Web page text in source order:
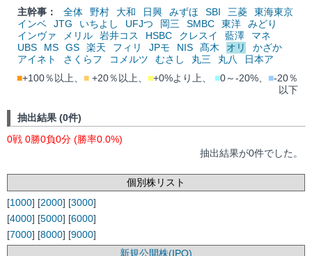
主幹事：
全体 野村 大和 日興 みずほ SBI 三菱
東海東京
インベ
JTG いちよし UFJつ 岡三 SMBC 東洋
みどり
インヴァ
メリル 岩井コス HSBC クレスイ 藍澤
マネ
UBS
MS GS 楽天 フィリ JPモ NIS 髙木 オリ
かざか
アイネト
さくらフ コメルツ むさし 丸三 丸八
日本ア
■+100％以上、 ■ +20％以上、 ■+0%より上、 ■0～-20%、 ■-20％
以下
抽出結果 (0件)
0戦 0勝0負0分 (勝率0.0%)
抽出結果が0件でした。
個別株リスト
[1000] [2000] [3000]
[4000] [5000] [6000]
[7000] [8000] [9000]
新規公開株(IPO)